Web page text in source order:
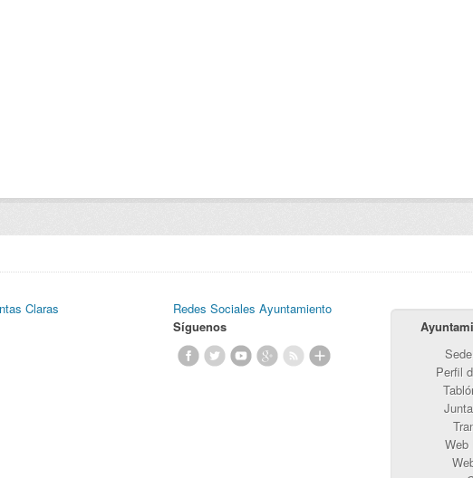
Claras
Redes Sociales Ayuntamiento
Síguenos
Perfil
Web